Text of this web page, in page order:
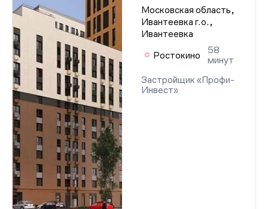
Московская область,
Ивантеевка г.о.,
Ивантеевка
Ростокино
58
минут
Застройщик «Профи-
Инвест»